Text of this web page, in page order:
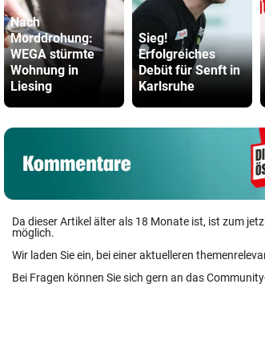
Nach
Morddrohung:
WEGA stürmte
Wohnung in
Liesing
Sieg!
Erfolgreiches
Debüt für Senft in
Karlsruhe
Da dieser Artikel älter als 18 Monate ist, ist zum
möglich.
Wir laden Sie ein, bei einer aktuelleren
Bei Fragen können Sie sich gern an das